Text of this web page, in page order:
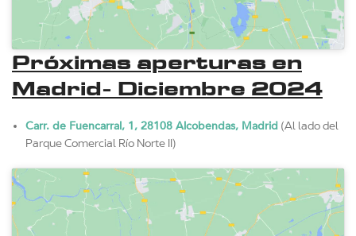
Próximas aperturas en
Madrid- Diciembre 2024
Carr. de Fuencarral, 1, 28108 Alcobendas, Madrid (Al lado del
Parque Comercial Río Norte II)